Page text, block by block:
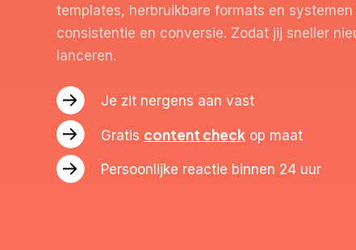
templates, herbruikbare formats en
consistentie en conversie. Zodat jij sneller
lanceren.
Je zit nergens aan vast
Gratis content check op maat
Persoonlijke reactie binnen 24 uur